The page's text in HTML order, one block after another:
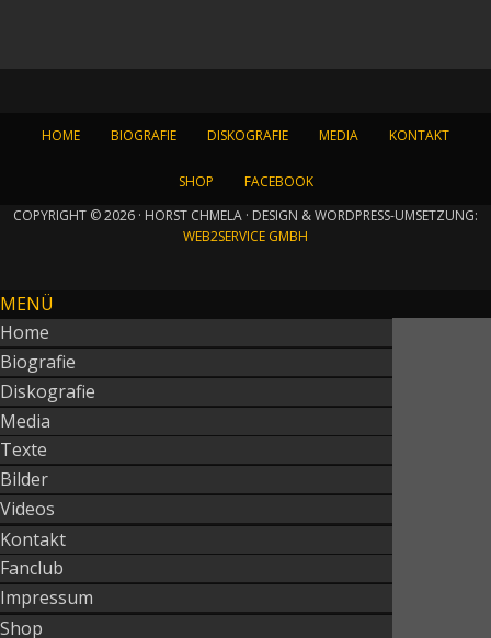
HOME BIOGRAFIE DISKOGRAFIE MEDIA KONTAKT
SHOP
FACEBOOK
COPYRIGHT © 2026 · HORST CHMELA · DESIGN & WORDPRESS-UMSETZUNG:
WEB2SERVICE GMBH
MENÜ
Home
Biografie
Diskografie
Media
Texte
Bilder
Videos
Kontakt
Fanclub
Impressum
Shop